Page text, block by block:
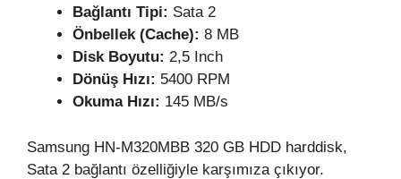
Bağlantı Tipi: Sata 2
Önbellek (Cache): 8 MB
Disk Boyutu: 2,5 Inch
Dönüş Hızı: 5400 RPM
Okuma Hızı: 145 MB/s
Samsung HN-M320MBB 320 GB HDD harddisk,
Sata 2 bağlantı özelliğiyle karşımıza çıkıyor.